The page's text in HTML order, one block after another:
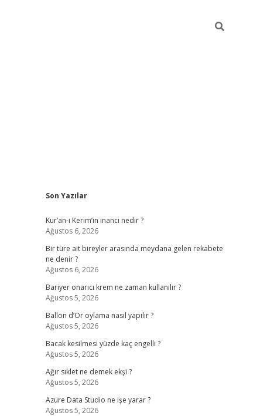
Sidebar
Son Yazılar
Kur’an-ı Kerim’in inancı nedir ?
Ağustos 6, 2026
Bir türe ait bireyler arasında meydana gelen rekabete
ne denir ?
Ağustos 6, 2026
Bariyer onarıcı krem ne zaman kullanılır ?
Ağustos 5, 2026
Ballon d’Or oylama nasıl yapılır ?
Ağustos 5, 2026
Bacak kesilmesi yüzde kaç engelli ?
Ağustos 5, 2026
Ağır sıklet ne demek ekşi ?
Ağustos 5, 2026
Azure Data Studio ne işe yarar ?
Ağustos 5, 2026